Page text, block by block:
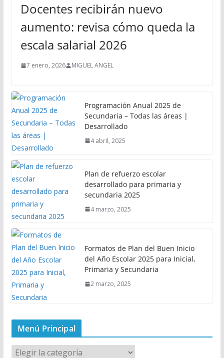
Docentes recibirán nuevo
aumento: revisa cómo queda la
escala salarial 2026
7 enero, 2026 MIGUEL ANGEL
Programación Anual 2025 de
Secundaria – Todas las áreas |
Desarrollado
4 abril, 2025
Plan de refuerzo escolar
desarrollado para primaria y
secundaria 2025
4 marzo, 2025
Formatos de Plan del Buen Inicio
del Año Escolar 2025 para Inicial,
Primaria y Secundaria
2 marzo, 2025
Menú Principal
M